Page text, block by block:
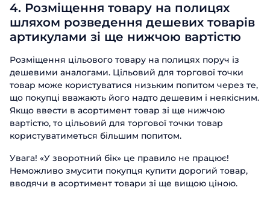
4. Розміщення товару на полицях
шляхом розведення дешевих товарів
артикулами зі ще нижчою вартістю
Розміщення цільового товару на полицях поруч із
дешевими аналогами. Цільовий для торгової точки
товар може користуватися низьким попитом через те,
що покупці вважають його надто дешевим і неякісним.
Якщо ввести в асортимент товар зі ще нижчою
вартістю, то цільовий для торгової точки товар
користуватиметься більшим попитом.
Увага! «У зворотний бік» це правило не працює!
Неможливо змусити покупця купити дорогий товар,
вводячи в асортимент товари зі ще вищою ціною.